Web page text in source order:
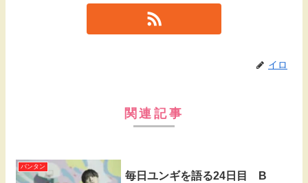
イロ
関連記事
バンタン
毎日ユンギを語る24日目 B